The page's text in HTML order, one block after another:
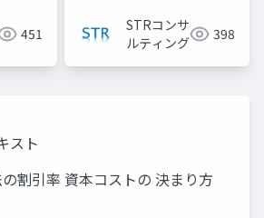
451
FAQ】』で投影した資
料
STRコンサ
ルティング
398
スト
の割引率 資本コストの 決まり方